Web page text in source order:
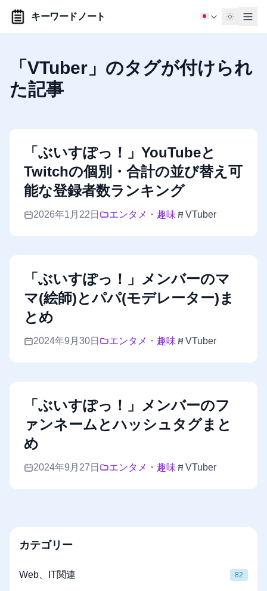
キーワードノート
「VTuber」のタグが付けられ
た記事
「ぶいすぽっ！」YouTubeと
Twitchの個別・合計の並び替え可
能な登録者数ランキング
2026年1月22日 エンタメ・趣味 VTuber
「ぶいすぽっ！」メンバーのマ
マ(絵師)とパパ(モデレーター)ま
とめ
2024年9月30日 エンタメ・趣味 VTuber
「ぶいすぽっ！」メンバーのフ
ァンネームとハッシュタグまと
め
2024年9月27日 エンタメ・趣味 VTuber
カテゴリー
Web、IT関連 82